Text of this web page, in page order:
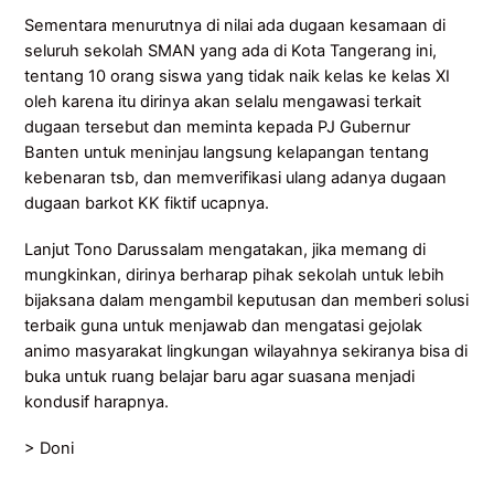
Sementara menurutnya di nilai ada dugaan kesamaan di
seluruh sekolah SMAN yang ada di Kota Tangerang ini,
tentang 10 orang siswa yang tidak naik kelas ke kelas XI
oleh karena itu dirinya akan selalu mengawasi terkait
dugaan tersebut dan meminta kepada PJ Gubernur
Banten untuk meninjau langsung kelapangan tentang
kebenaran tsb, dan memverifikasi ulang adanya dugaan
dugaan barkot KK fiktif ucapnya.
Lanjut Tono Darussalam mengatakan, jika memang di
mungkinkan, dirinya berharap pihak sekolah untuk lebih
bijaksana dalam mengambil keputusan dan memberi solusi
terbaik guna untuk menjawab dan mengatasi gejolak
animo masyarakat lingkungan wilayahnya sekiranya bisa di
buka untuk ruang belajar baru agar suasana menjadi
kondusif harapnya.
> Doni